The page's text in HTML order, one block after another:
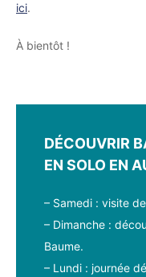
ici.
À bientôt !
DÉCOUVRIR
EN SOLO EN
– Samedi : visite
– Dimanche :
Baume.
– Lundi : journée